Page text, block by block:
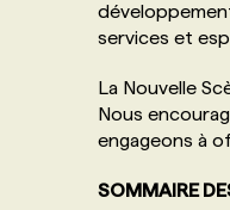
services et
La Nouvelle
Nous
engageons à
SOMMAIRE